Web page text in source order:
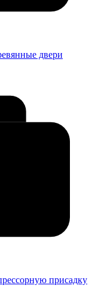
двери
присадку